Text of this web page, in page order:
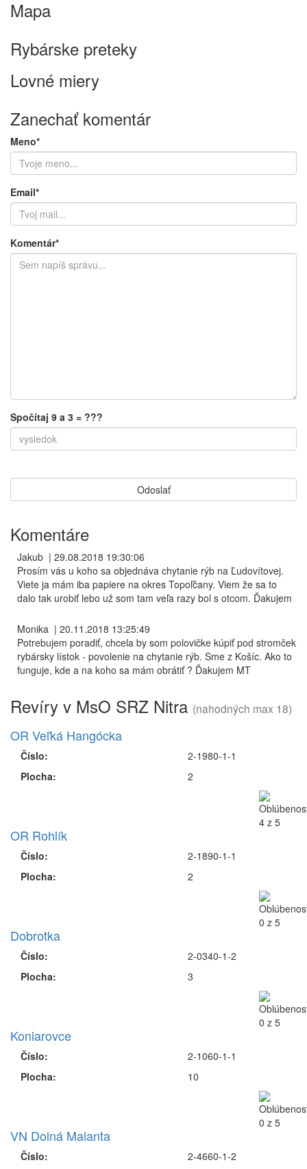
Mapa
Rybárske preteky
Lovné miery
Zanechať komentár
Meno*
Email*
Komentár*
Spočítaj 9 a 3 = ???
Komentáre
Jakub | 29.08.2018 19:30:06
Prosím vás u koho sa objednáva chytanie rýb na Ľudovítovej.
Viete ja mám iba papiere na okres Topoľčany. Viem že sa to
dalo tak urobiť lebo už som tam veľa razy bol s otcom. Ďakujem
Monika | 20.11.2018 13:25:49
Potrebujem poradiť, chcela by som polovičke kúpiť pod stromček
rybársky lístok - povolenie na chytanie rýb. Sme z Košíc. Ako to
funguje, kde a na koho sa mám obrátiť ? Ďakujem MT
Revíry v MsO SRZ Nitra (nahodných max 18)
OR Veľká Hangócka
Číslo:
Plocha:
2-1980-1-1
2
OR Rohlík
Číslo:
Plocha:
2-1890-1-1
2
Dobrotka
Číslo:
Plocha:
2-0340-1-2
3
Koniarovce
Číslo:
Plocha:
2-1060-1-1
10
VN Dolná Malanta
Číslo:
2-4660-1-2